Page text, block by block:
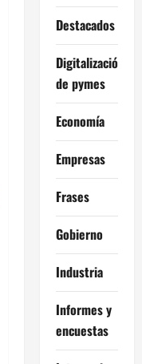
Destacados
Digitalización
de pymes
Economía
Empresas
Frases
Gobierno
Industria
Informes y
encuestas